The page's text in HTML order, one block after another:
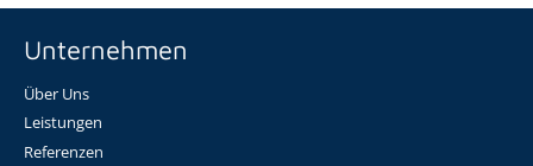
Unternehmen
Über Uns
Leistungen
Referenzen